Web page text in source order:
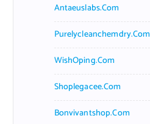
Antaeuslabs.com
Purelycleanchemdry.com
WishOping.com
Shoplegacee.com
Bonvivantshop.com